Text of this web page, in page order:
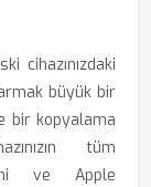
cihazınızdaki
büyük bir
bir kopyalama
tüm
ve Apple